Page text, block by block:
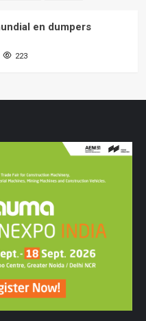
en dumpers
223